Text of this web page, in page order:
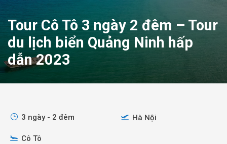
Tour Cô Tô 3 ngày 2 đêm – Tour
du lịch biển Quảng Ninh hấp
dẫn 2023
3 ngày - 2 đêm Hà Nội
Cô Tô